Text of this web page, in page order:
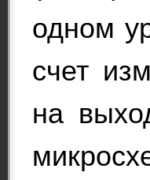
одном
счет
на